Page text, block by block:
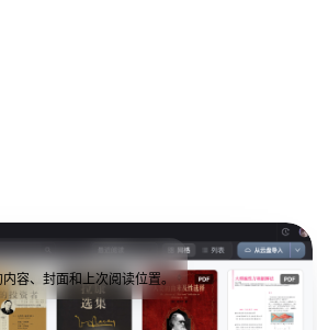
容、封面和上次阅读位置。